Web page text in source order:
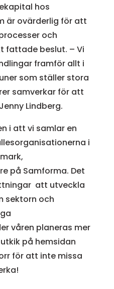
hos
är ovärderlig för att
och
fattade beslut. – Vi
framför allt i
som ställer stora
samverkar för att
Lindberg.
i att vi samlar en
i
på Samforma. Det
att utveckla
sektorn och
våren planeras mer
på hemsidan
för att inte missa